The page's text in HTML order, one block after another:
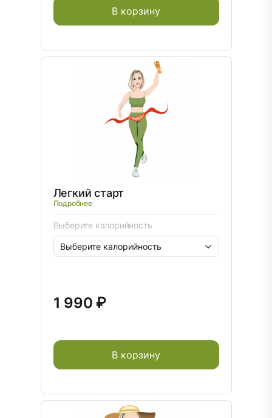
В корзину
Легкий старт
Подробнее
Выберите калорийность
1 990 ₽
В корзину